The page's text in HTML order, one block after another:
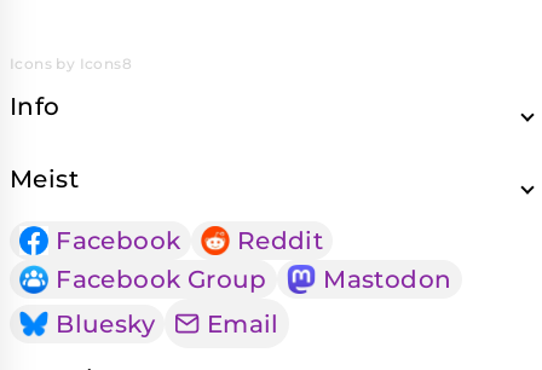
Icons by Icons8
Info
Meist
Facebook
Reddit
Facebook Group
Mastodon
Bluesky
Email